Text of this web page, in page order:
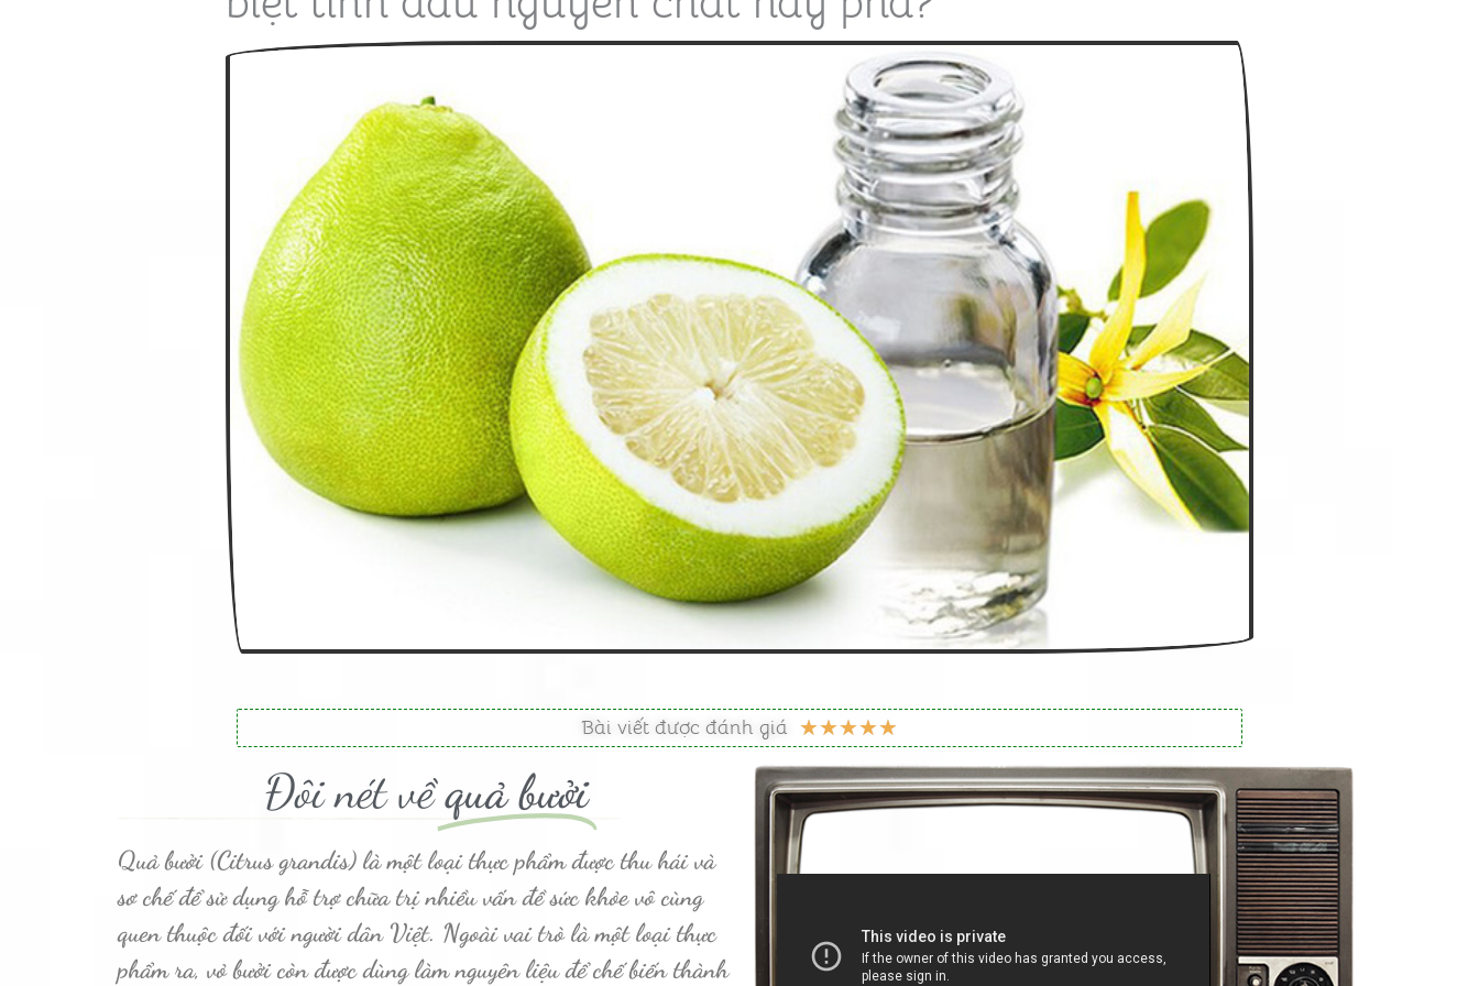
Bài viết được đánh giá ★★★★★
/
5
Đôi nét về quả bưởi
Quả bưởi (Citrus grandis) là một loại thực phẩm được thu hái và
sơ chế để sử dụng hỗ trợ chữa trị nhiều vấn đề sức khỏe vô cùng
quen thuộc đối với người dân Việt. Ngoài vai trò là một loại thực
phẩm ra, vỏ bưởi còn được dùng làm nguyên liệu để chế biến thành